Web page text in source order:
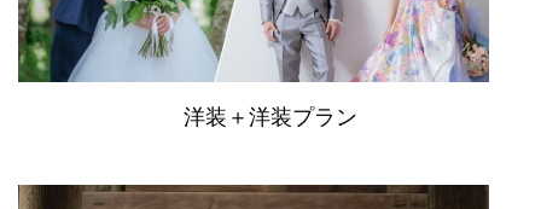
洋装＋洋装プラン